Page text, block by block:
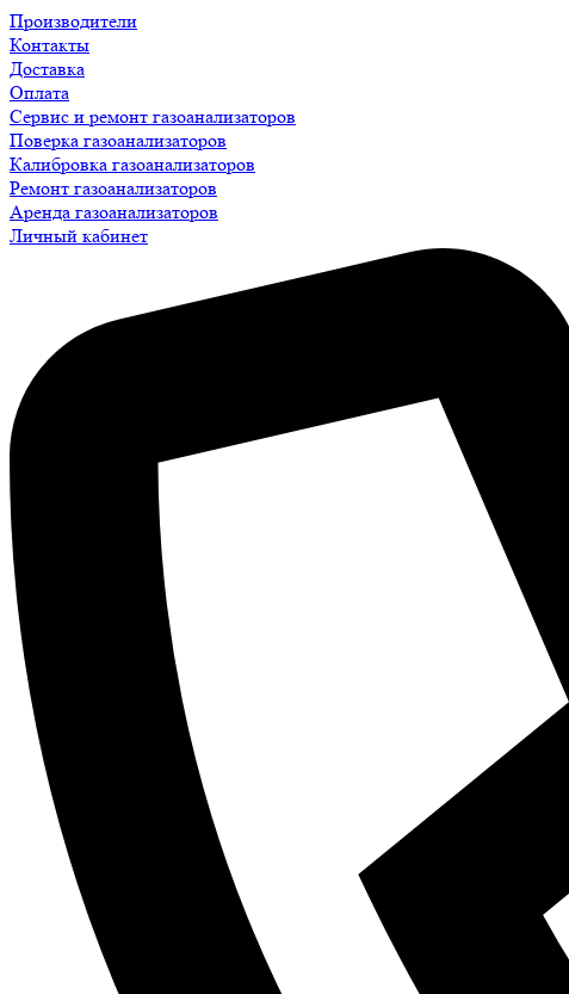
Производители
Контакты
Доставка
Оплата
Сервис и ремонт газоанализаторов
Поверка газоанализаторов
Калибровка газоанализаторов
Ремонт газоанализаторов
Аренда газоанализаторов
Личный кабинет